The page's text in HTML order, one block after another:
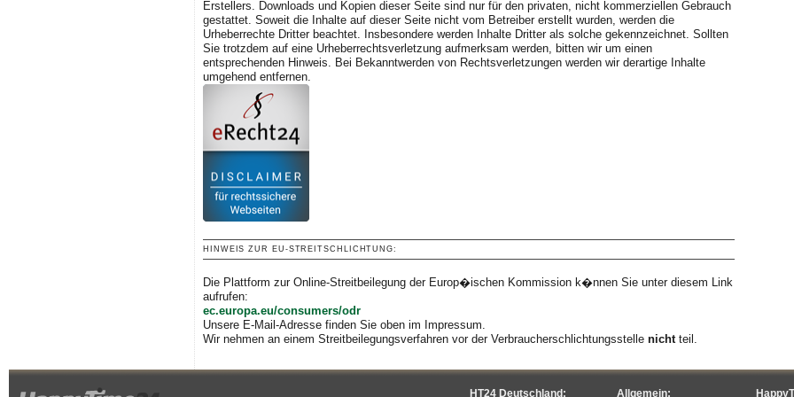
Erstellers. Downloads und Kopien dieser Seite sind nur für den privaten, nicht kommerziellen Gebrauch
gestattet. Soweit die Inhalte auf dieser Seite nicht vom Betreiber erstellt wurden, werden die
Urheberrechte Dritter beachtet. Insbesondere werden Inhalte Dritter als solche gekennzeichnet. Sollten
Sie trotzdem auf eine Urheberrechtsverletzung aufmerksam werden, bitten wir um einen
entsprechenden Hinweis. Bei Bekanntwerden von Rechtsverletzungen werden wir derartige Inhalte
umgehend entfernen.
HINWEIS ZUR EU-STREITSCHLICHTUNG:
Die Plattform zur Online-Streitbeilegung der Europ�ischen Kommission k�nnen Sie unter diesem Link
aufrufen:
ec.europa.eu/consumers/odr
Unsere E-Mail-Adresse finden Sie oben im Impressum.
Wir nehmen an einem Streitbeilegungsverfahren vor der Verbraucherschlichtungsstelle nichtteil.
HT24 Deutschland: Allgemein: